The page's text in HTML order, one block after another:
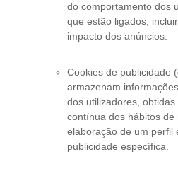
do comportamento dos
que estão ligados,
impacto dos anúncios.
Cookies de publicidade
armazenam
dos utilizadores,
contínua dos hábitos
elaboração de um perfil
publicidade específica.